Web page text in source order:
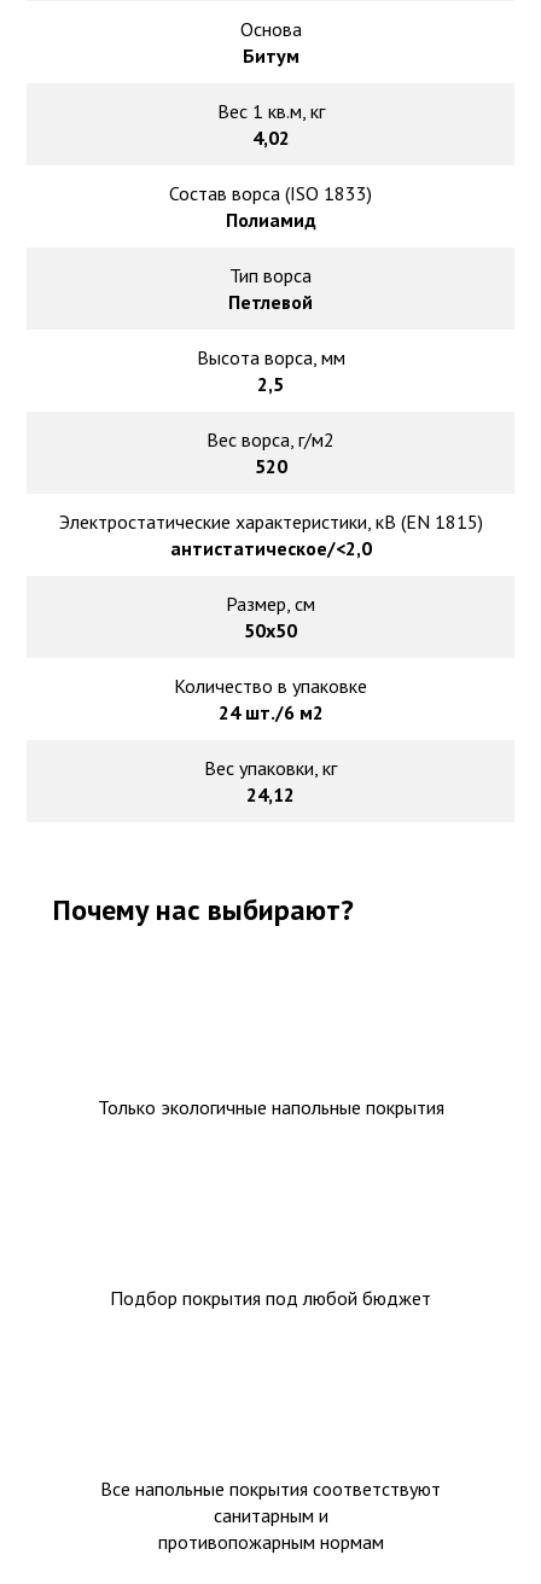
Основа
Битум
Вес 1 кв.м, кг
4,02
Состав ворса (ISO 1833)
Полиамид
Тип ворса
Петлевой
Высота ворса, мм
2,5
Вес ворса, г/м2
520
Электростатические характеристики, кВ (EN 1815)
антистатическое/<2,0
Размер, см
50х50
Количество в упаковке
24 шт./6 м2
Вес упаковки, кг
24,12
Почему нас выбирают?
Только экологичные напольные покрытия
Подбор покрытия под любой бюджет
Все напольные покрытия соответствуют
санитарным и
противопожарным нормам